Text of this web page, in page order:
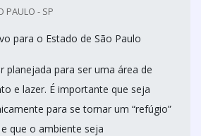
PAULO - SP
para o Estado de São Paulo
planejada para ser uma área de
e lazer. É importante que seja
para se tornar um “refúgio”
que o ambiente seja